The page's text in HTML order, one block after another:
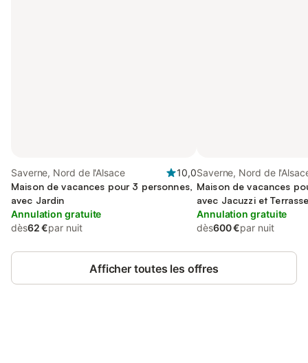
Saverne, Nord de l'Alsace
10,0
Maison de vacances pour 3 personnes,
avec Jardin
Annulation gratuite
dès62 €par nuit
Saverne, Nord de
Maison de vacances
avec Jacuzzi et
Annulation gratuite
dès600 €par nuit
Afficher toutes les offres